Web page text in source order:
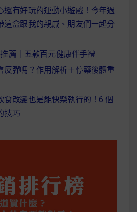
還有好玩的運動小遊戲！今年過
這盒跟我的親戚、朋友們一起分
薦｜五款百元健康伴手禮
反彈嗎？作用解析＋停藥後體重
食改變也是能快樂執行的！6 個
技巧